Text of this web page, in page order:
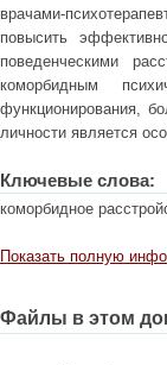
врачами-
повысить
поведенческими
коморбидным
функционирования,
личности является
Ключевые слова:
коморбидное
Показать полную
Файлы в этом